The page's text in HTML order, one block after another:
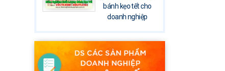
bánh kẹo tết cho
doanh nghiệp